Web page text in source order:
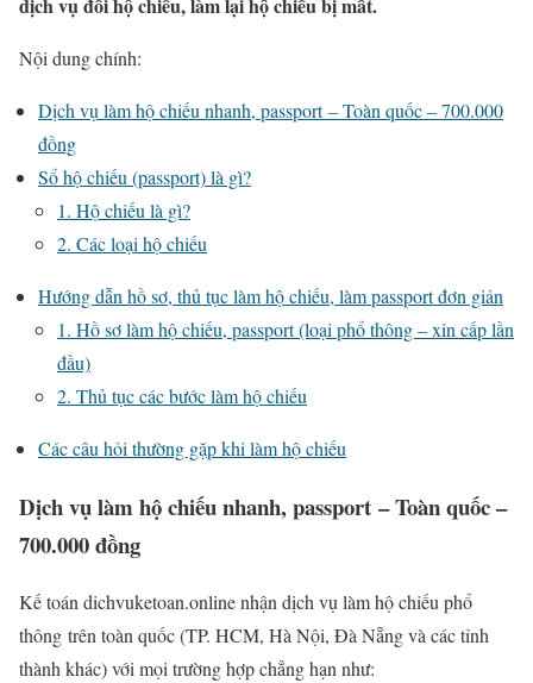
Nội dung chính:
Dịch vụ làm hộ chiếu nhanh, passport – Toàn quốc – 700.000
đồng
Sổ hộ chiếu (passport) là gì?
1. Hộ chiếu là gì?
2. Các loại hộ chiếu
Hướng dẫn hồ sơ, thủ tục làm hộ chiếu, làm passport đơn giản
1. Hồ sơ làm hộ chiếu, passport (loại phổ thông – xin cấp lần
đầu)
2. Thủ tục các bước làm hộ chiếu
Các câu hỏi thường gặp khi làm hộ chiếu
Dịch vụ làm hộ chiếu nhanh, passport – Toàn quốc –
700.000 đồng
Kế toán dichvuketoan.online nhận dịch vụ làm hộ chiếu phổ
thông trên toàn quốc (TP. HCM, Hà Nội, Đà Nẵng và các tỉnh
thành khác) với mọi trường hợp chẳng hạn như: